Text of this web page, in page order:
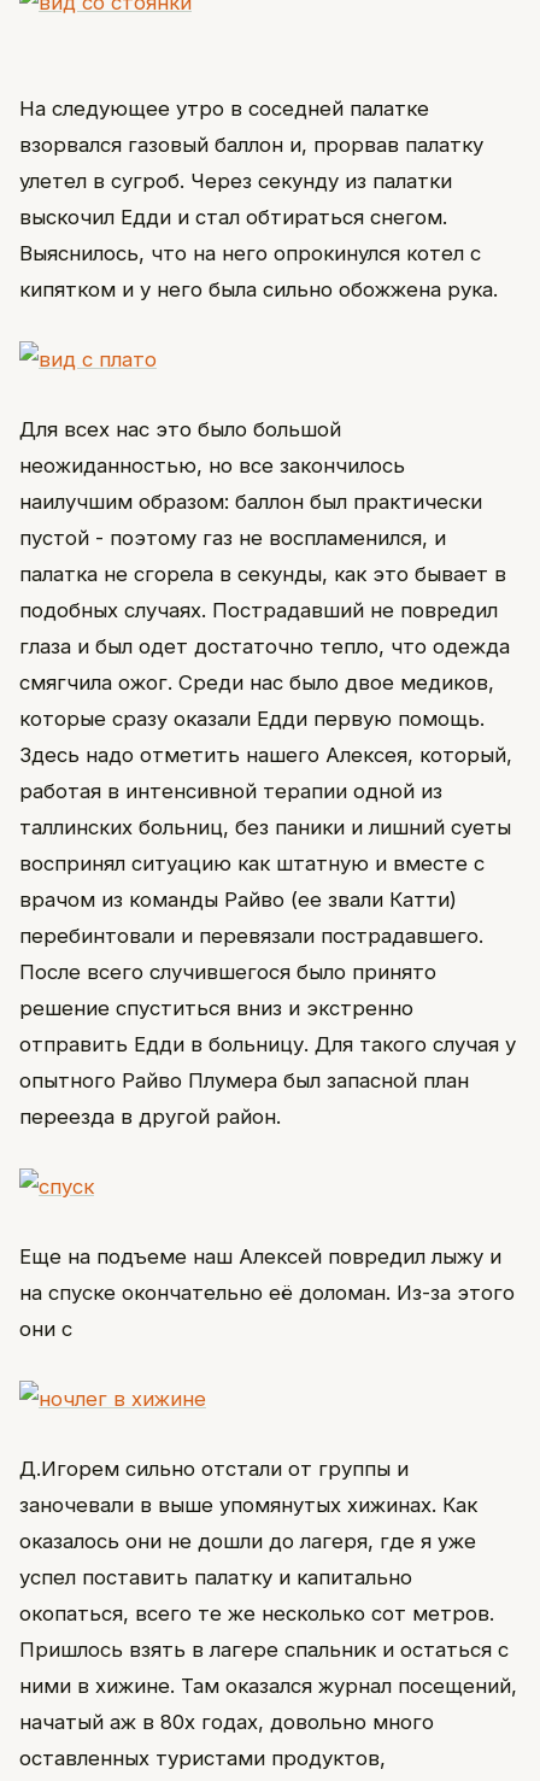
На следующее утро в соседней палатке
взорвался газовый баллон и, прорвав палатку
улетел в сугроб. Через секунду из палатки
выскочил Едди и стал обтираться снегом.
Выяснилось, что на него опрокинулся котел с
кипятком и у него была сильно обожжена рука.
Для всех нас это было большой
неожиданностью, но все закончилось
наилучшим образом: баллон был практически
пустой - поэтому газ не воспламенился, и
палатка не сгорела в секунды, как это бывает в
подобных случаях. Пострадавший не повредил
глаза и был одет достаточно тепло, что одежда
смягчила ожог. Среди нас было двое медиков,
которые сразу оказали Едди первую помощь.
Здесь надо отметить нашего Алексея, который,
работая в интенсивной терапии одной из
таллинских больниц, без паники и лишний суеты
воспринял ситуацию как штатную и вместе с
врачом из команды Райво (ее звали Катти)
перебинтовали и перевязали пострадавшего.
После всего случившегося было принято
решение спуститься вниз и экстренно
отправить Едди в больницу. Для такого случая у
опытного Райво Плумера был запасной план
переезда в другой район.
Еще на подъеме наш Алексей повредил лыжу и
на спуске окончательно её доломан. Из-за этого
они с
Д.Игорем сильно отстали от группы и
заночевали в выше упомянутых хижинах. Как
оказалось они не дошли до лагеря, где я уже
успел поставить палатку и капитально
окопаться, всего те же несколько сот метров.
Пришлось взять в лагере спальник и остаться с
ними в хижине. Там оказался журнал посещений,
начатый аж в 80х годах, довольно много
оставленных туристами продуктов,